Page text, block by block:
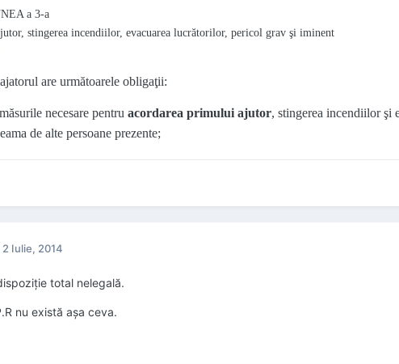
a 3-a
stingerea incendiilor, evacuarea lucrătorilor, pericol grav şi iminent
are următoarele obligaţii:
necesare pentru acordarea primului ajutor, stingerea incendiilor şi
de alte persoane prezente;
2 Iulie, 2014
total nelegală.
nu există așa ceva.